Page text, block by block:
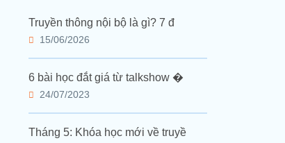
Truyền thông nội bộ là gì? 7 đ
15/06/2026
6 bài học đắt giá từ talkshow �
24/07/2023
Tháng 5: Khóa học mới về truyề